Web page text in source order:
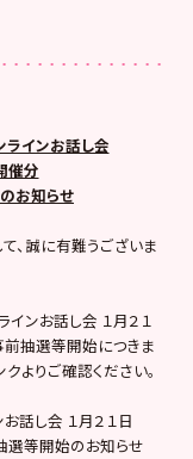
ラインお話し会
催分
お知らせ
、誠に有難うございま
インお話し会 １月２１
前抽選等開始につきま
よりご確認ください。
話し会 １月２１日
選等開始のお知らせ